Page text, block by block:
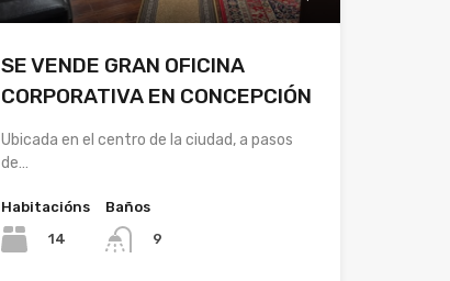
SE VENDE GRAN OFICINA
CORPORATIVA EN CONCEPCIÓN
Ubicada en el centro de la ciudad, a pasos
de…
Habitacións
14
Baños
9